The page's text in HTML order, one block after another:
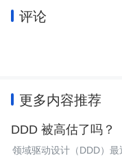
评论
更多内容推荐
DDD 被高估了吗？
领域驱动设计（DDD）最